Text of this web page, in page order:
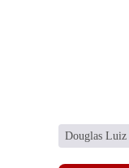
Douglas Luiz